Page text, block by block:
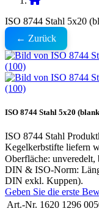
ISO 8744 Stahl 5x20
← Zurück
ISO 8744 Stahl 5x20
ISO 8744 Stahl
Kegelkerbstifte liefern
Oberfläche:
DIN & ISO-Norm:
DIN exkl. Kuppen).
Geben Sie die erste
Art.-Nr. 1620 1296